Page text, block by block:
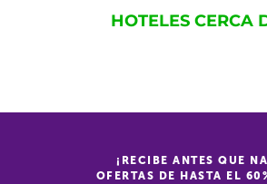
HOTELES CERCA
¡RECIBE ANTES QUE
OFERTAS DE HASTA EL